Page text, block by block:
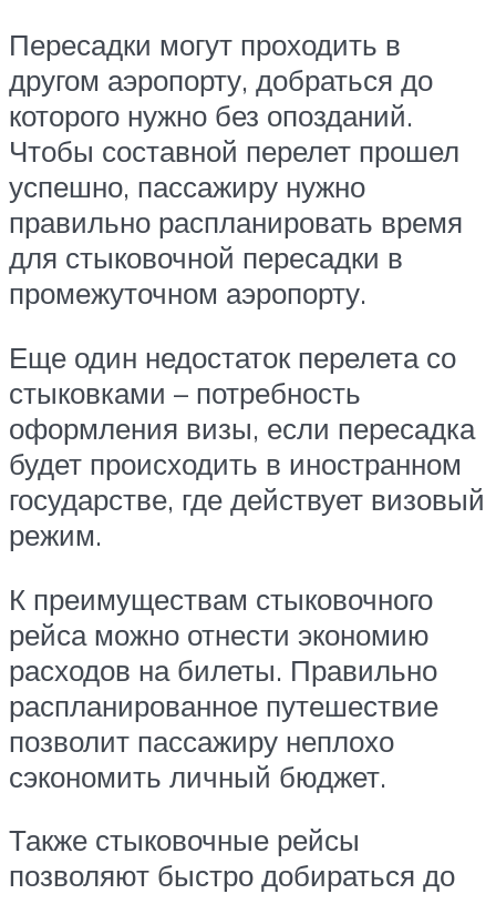
Пересадки могут проходить в
другом аэропорту, добраться до
которого нужно без опозданий.
Чтобы составной перелет прошел
успешно, пассажиру нужно
правильно распланировать время
для стыковочной пересадки в
промежуточном аэропорту.
Еще один недостаток перелета со
стыковками – потребность
оформления визы, если пересадка
будет происходить в иностранном
государстве, где действует визовый
режим.
К преимуществам стыковочного
рейса можно отнести экономию
расходов на билеты. Правильно
распланированное путешествие
позволит пассажиру неплохо
сэкономить личный бюджет.
Также стыковочные рейсы
позволяют быстро добираться до